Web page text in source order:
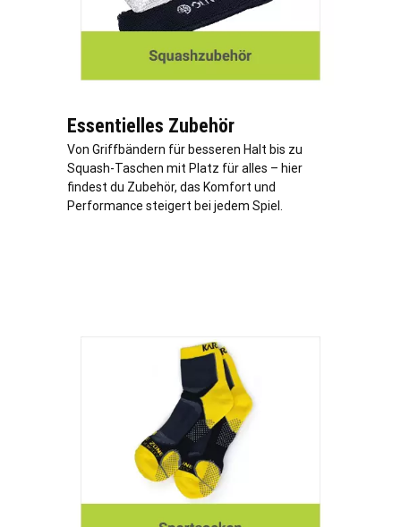
Essentielles Zubehör
Von Griffbändern für besseren Halt bis zu
Squash-Taschen mit Platz für alles – hier
findest du Zubehör, das Komfort und
Performance steigert bei jedem Spiel.